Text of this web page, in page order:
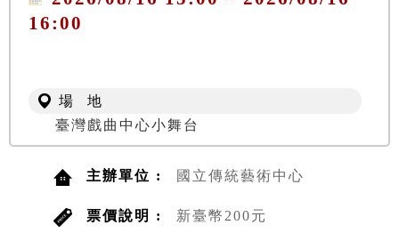
16:00
場 地
臺灣戲曲中心小舞台
主辦單位 : 國立傳統藝術中心
票價說明 : 新臺幣200元